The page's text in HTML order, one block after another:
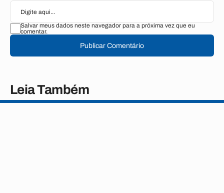
Salvar meus dados neste navegador para a próxima vez que eu
comentar.
Publicar Comentário
Leia Também